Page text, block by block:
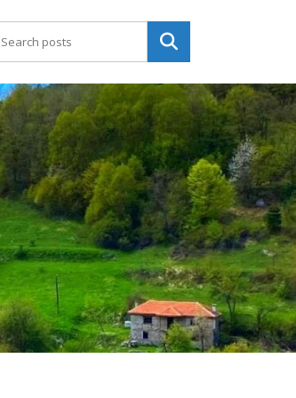
Търсене